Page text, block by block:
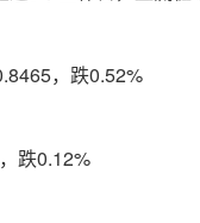
，跌0.52%
跌0.12%